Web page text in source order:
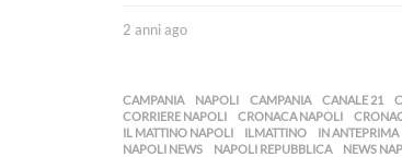
2 anni ago
i
a
g
CAMPANIA ,NAPOLI CAMPANIA ,CANALE 21 ,
CORRIERE NAPOLI
,CRONACA NAPOLI ,
IL MATTINO NAPOLI
,ILMATTINO ,IN ANTEPRIMA
NAPOLI NEWS
,NAPOLI REPUBBLICA ,NEWS